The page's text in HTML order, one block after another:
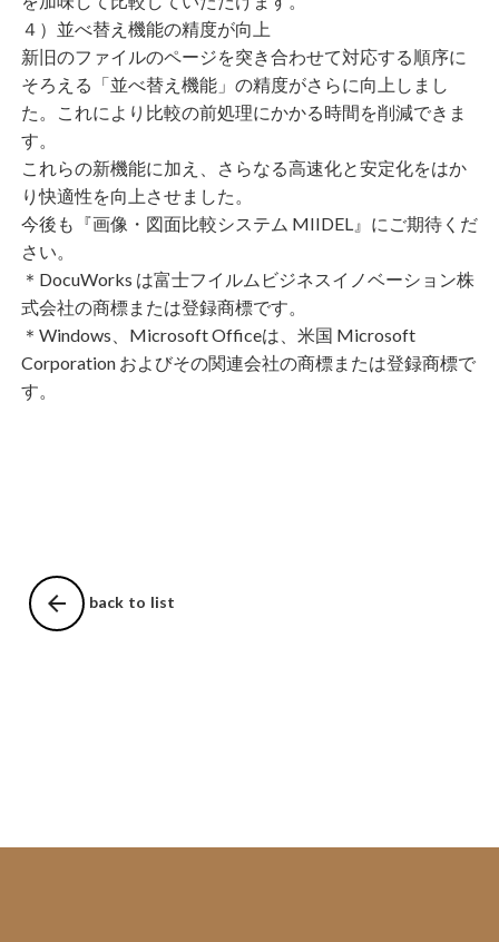
４）並べ替え機能の精度が向上
新旧のファイルのページを突き合わせて対応する順序に
そろえる「並べ替え機能」の精度がさらに向上しまし
た。これにより比較の前処理にかかる時間を削減できま
す。
これらの新機能に加え、さらなる高速化と安定化をはか
り快適性を向上させました。
今後も『画像・図面比較システム MIIDEL』にご期待くだ
さい。
＊DocuWorks は富士フイルムビジネスイノベーション株
式会社の商標または登録商標です。
＊Windows、Microsoft Officeは、米国 Microsoft
Corporation およびその関連会社の商標または登録商標で
す。
arrow_back back to list